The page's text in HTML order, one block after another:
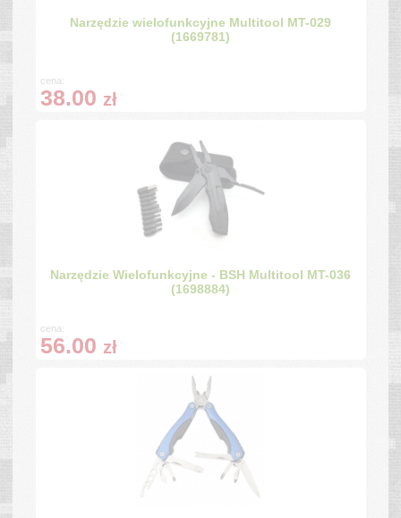
Narzędzie wielofunkcyjne Multitool MT-029
(1669781)
cena:
38.00 zł
Narzędzie Wielofunkcyjne - BSH Multitool MT-036
(1698884)
cena:
56.00 zł